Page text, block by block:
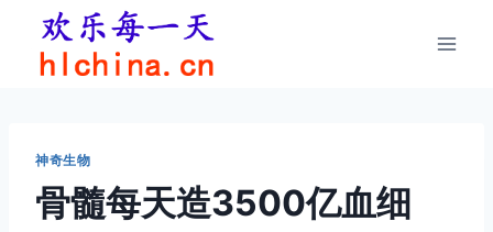
神奇生物
骨髓每天造3500亿血细